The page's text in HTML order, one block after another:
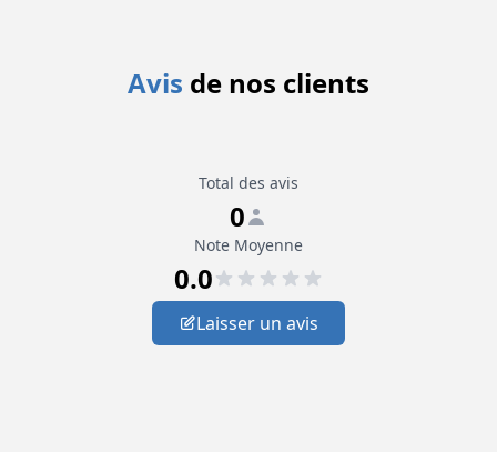
Avis de nos clients
Total des avis
0
Note Moyenne
0.0
Laisser un avis